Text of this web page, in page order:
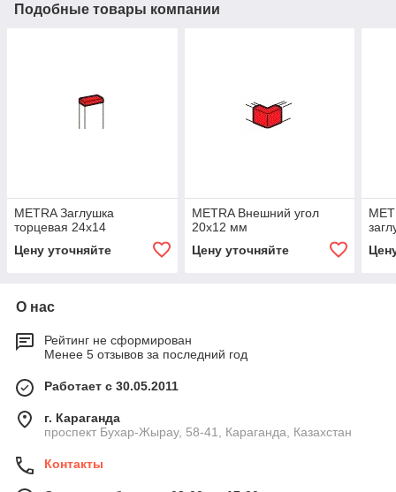
Подобные товары компании
METRA Заглушка
торцевая 24х14
Цену уточняйте
METRA Внешний угол
20x12 мм
Цену уточняйте
О нас
Рейтинг не сформирован
Менее 5 отзывов за последний год
Работает с 30.05.2011
г. Караганда
проспект Бухар-Жырау, 58-41, Караганда, Казахстан
Контакты